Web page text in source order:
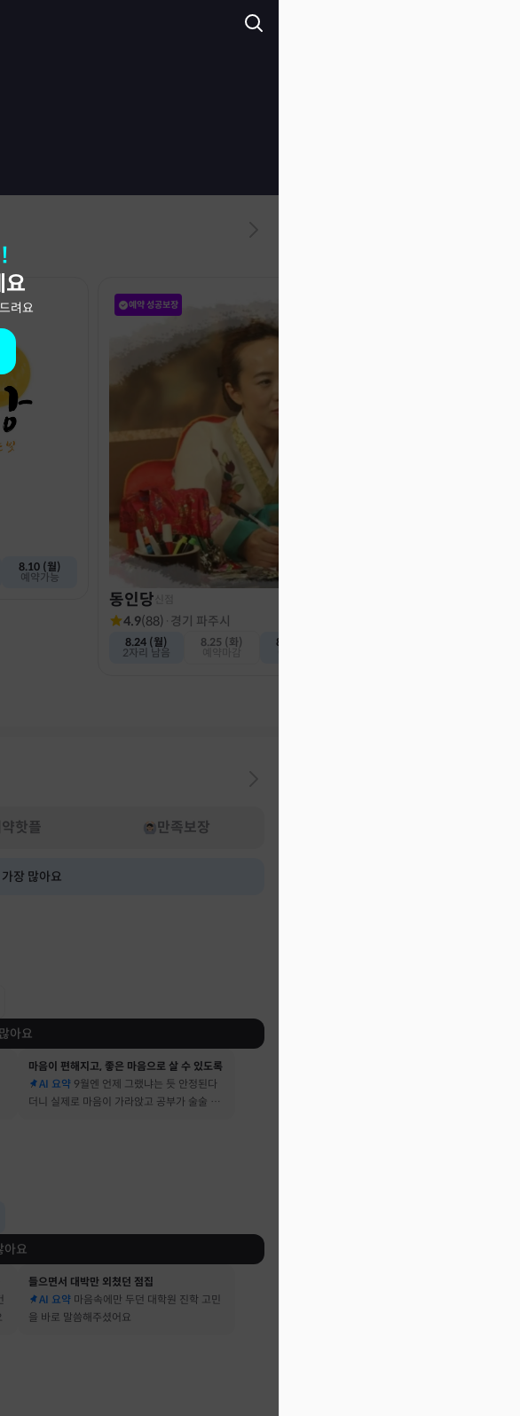
요
려요
8.10 (월)
예약가능
예약 성공보장
동인당
4.9(88) · 경기 파주시
8.24 (월)
2자리 남음
8.25 (화)
8.26 (수)
핫플 만족보장
장 많아요
많아요
마음이 편해지고, 좋은 마음으로 살 수 있도록
AI 요약 9월엔 언제 그랬냐는 듯 안정된다
더니 실제로 마음이 가라앉고 공부가 술술 됐
아요
들으면서 대박만 외쳤던 점집
AI 요약 마음속에만 두던 대학원 진학 고민
을 바로 말씀해주셨어요